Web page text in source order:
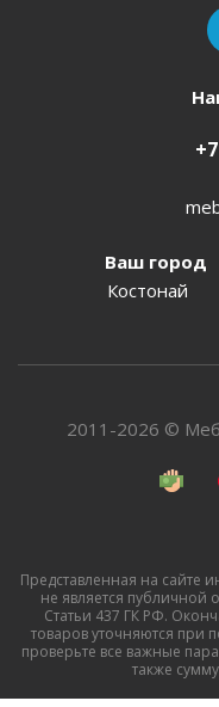
Ваш город
Костонай
2011-2026 ©
Представленная на сайте
не является
Статьи 437 ГК РФ.
товаров уточняются при
проверьте все важные
также